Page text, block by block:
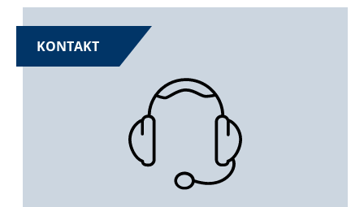
KONTAKT